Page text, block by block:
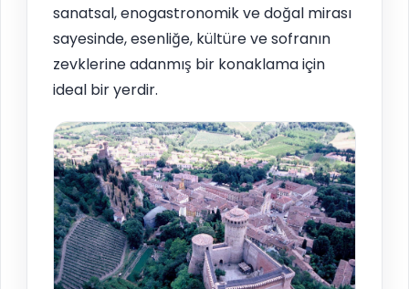
sanatsal, enogastronomik ve doğal mirası
sayesinde, esenliğe, kültüre ve sofranın
zevklerine adanmış bir konaklama için
ideal bir yerdir.